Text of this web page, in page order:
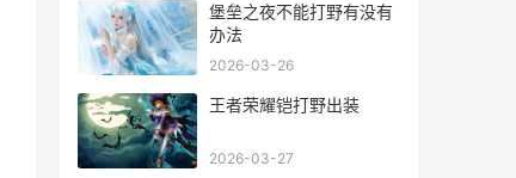
堡垒之夜不能打野有没有
办法
2026-03-26
王者荣耀铠打野出装
2026-03-27